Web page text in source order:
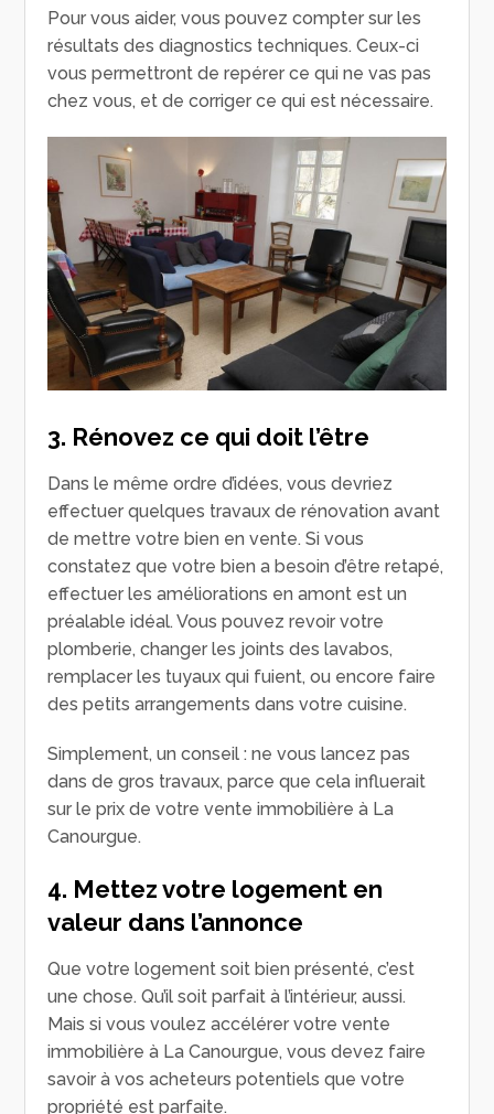
Pour vous aider, vous pouvez compter sur les
résultats des diagnostics techniques. Ceux-ci
vous permettront de repérer ce qui ne vas pas
chez vous, et de corriger ce qui est nécessaire.
3. Rénovez ce qui doit l’être
Dans le même ordre d’idées, vous devriez
effectuer quelques travaux de rénovation avant
de mettre votre bien en vente. Si vous
constatez que votre bien a besoin d’être retapé,
effectuer les améliorations en amont est un
préalable idéal. Vous pouvez revoir votre
plomberie, changer les joints des lavabos,
remplacer les tuyaux qui fuient, ou encore faire
des petits arrangements dans votre cuisine.
Simplement, un conseil : ne vous lancez pas
dans de gros travaux, parce que cela influerait
sur le prix de votre vente immobilière à La
Canourgue.
4. Mettez votre logement en
valeur dans l’annonce
Que votre logement soit bien présenté, c’est
une chose. Qu’il soit parfait à l’intérieur, aussi.
Mais si vous voulez accélérer votre vente
immobilière à La Canourgue, vous devez faire
savoir à vos acheteurs potentiels que votre
propriété est parfaite.